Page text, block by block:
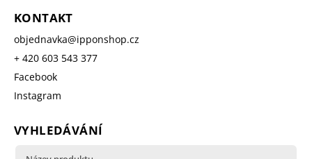
KONTAKT
objednavka@ipponshop.cz
+ 420 603 543 377
Facebook
Instagram
VYHLEDÁVÁNÍ